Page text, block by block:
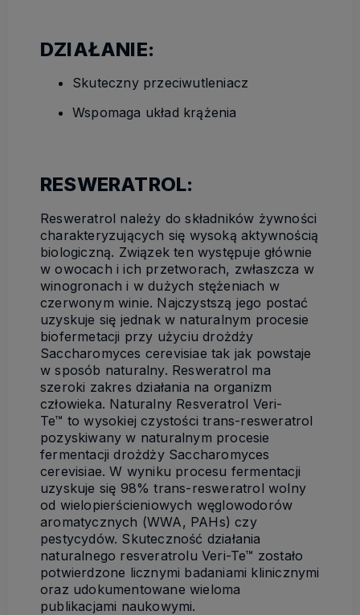
DZIAŁANIE:
Skuteczny przeciwutleniacz
Wspomaga układ krążenia
RESWERATROL:
Resweratrol należy do składników żywności
charakteryzujących się wysoką aktywnością
biologiczną. Związek ten występuje głównie
w owocach i ich przetworach, zwłaszcza w
winogronach i w dużych stężeniach w
czerwonym winie. Najczystszą jego postać
uzyskuje się jednak w naturalnym procesie
biofermetacji przy użyciu drożdży
Saccharomyces cerevisiae tak jak powstaje
w sposób naturalny. Resweratrol ma
szeroki zakres działania na organizm
człowieka. Naturalny Resveratrol Veri-
Te™ to wysokiej czystości trans-resweratrol
pozyskiwany w naturalnym procesie
fermentacji drożdży Saccharomyces
cerevisiae. W wyniku procesu fermentacji
uzyskuje się 98% trans-resweratrol wolny
od wielopierścieniowych węglowodorów
aromatycznych (WWA, PAHs) czy
pestycydów. Skuteczność działania
naturalnego resveratrolu Veri-Te™ zostało
potwierdzone licznymi badaniami klinicznymi
oraz udokumentowane wieloma
publikacjami naukowymi.